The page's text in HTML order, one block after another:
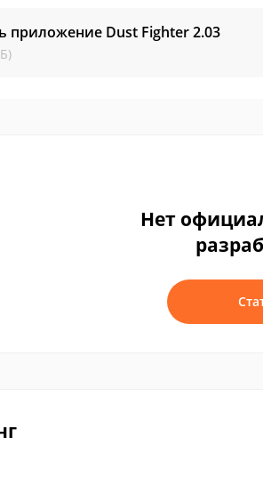
приложение Dust Fighter2.03
Нет